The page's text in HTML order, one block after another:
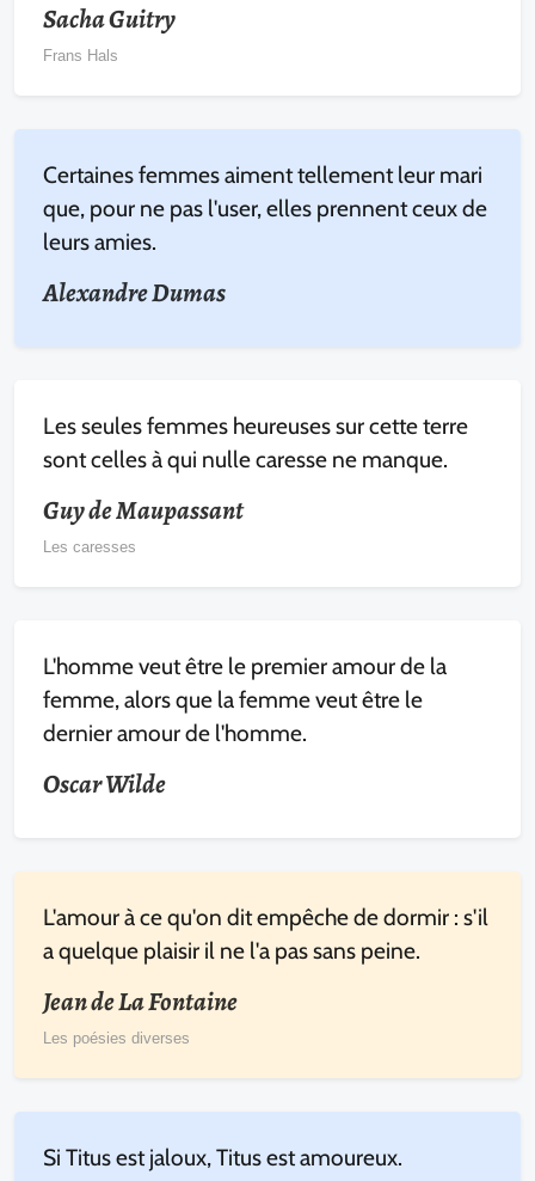
Sacha Guitry
Frans Hals
Certaines femmes aiment tellement leur mari
que, pour ne pas l'user, elles prennent ceux de
leurs amies.
Alexandre Dumas
Les seules femmes heureuses sur cette terre
sont celles à qui nulle caresse ne manque.
Guy de Maupassant
Les caresses
L'homme veut être le premier amour de la
femme, alors que la femme veut être le
dernier amour de l'homme.
Oscar Wilde
L'amour à ce qu'on dit empêche de dormir : s'il
a quelque plaisir il ne l'a pas sans peine.
Jean de La Fontaine
Les poésies diverses
Si Titus est jaloux, Titus est amoureux.